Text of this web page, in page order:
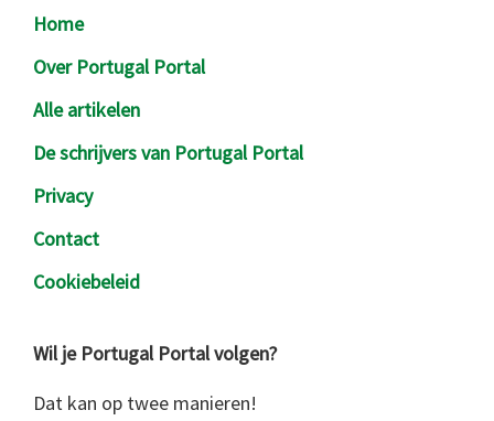
Footer
Home
Over Portugal Portal
Alle artikelen
De schrijvers van Portugal Portal
Privacy
Contact
Cookiebeleid
Wil je Portugal Portal volgen?
Dat kan op twee manieren!